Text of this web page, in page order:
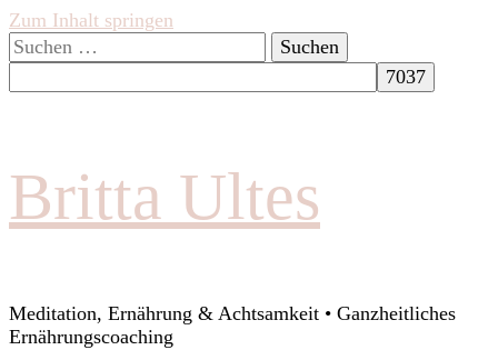
Zum Inhalt springen
Suchen
nach:
Britta Ultes
Meditation, Ernährung & Achtsamkeit • Ganzheitliches
Ernährungscoaching